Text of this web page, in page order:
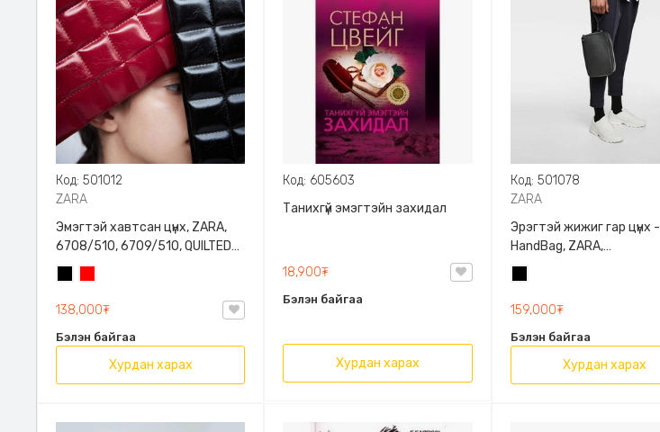
Код: 501012
ZARA
Эмэгтэй хавтсан цүнх, ZARA,
6708/510, 6709/510, QUILTED
CLUTCH BAGDETAILS, Лакан,
Гинжин оосортой
138,000₮
Бэлэн байгаа
Хурдан харах
Код: 605603
Танихгүй эмэгтэйн захидал
18,900₮
Бэлэн байгаа
Хурдан харах
Код: 501078
ZARA
Эрэгтэй жижиг гар цүнх -
HandBag, ZARA,
3720/005/040, PU арьс
159,000₮
Бэлэн байгаа
Хурдан харах